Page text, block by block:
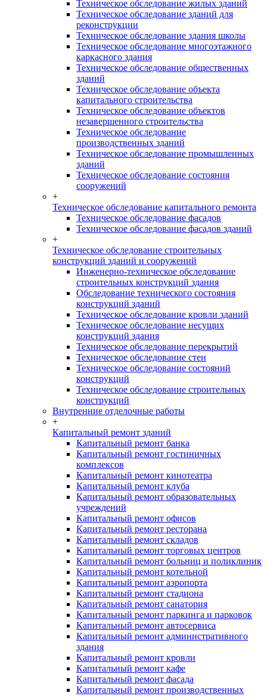
Техническое обследование жилых зданий
Техническое обследование зданий для
реконструкции
Техническое обследование здания школы
Техническое обследование многоэтажного
каркасного здания
Техническое обследование общественных
зданий
Техническое обследование объекта
капитального строительства
Техническое обследование объектов
незавершенного строительства
Техническое обследование
производственных зданий
Техническое обследование промышленных
зданий
Техническое обследование состояния
сооружений
+
Техническое обследование капитального ремонта
Техническое обследование фасадов
Техническое обследование фасадов зданий
+
Техническое обследование строительных
конструкций зданий и сооружений
Инженерно-техническое обследование
строительных конструкций здания
Обследование технического состояния
конструкций зданий
Техническое обследование кровли зданий
Техническое обследование несущих
конструкций здания
Техническое обследование перекрытий
Техническое обследование стен
Техническое обследование состояний
конструкций
Техническое обследование строительных
конструкций
Внутренние отделочные работы
+
Капитальный ремонт зданий
Капитальный ремонт банка
Капитальный ремонт гостиничных
комплексов
Капитальный ремонт кинотеатра
Капитальный ремонт клуба
Капитальный ремонт образовательных
учреждений
Капитальный ремонт офисов
Капитальный ремонт ресторана
Капитальный ремонт складов
Капитальный ремонт торговых центров
Капитальный ремонт больниц и поликлиник
Капитальный ремонт котельной
Капитальный ремонт аэропорта
Капитальный ремонт стадиона
Капитальный ремонт санатория
Капитальный ремонт паркинга и парковок
Капитальный ремонт автосервиса
Капитальный ремонт административного
здания
Капитальный ремонт кровли
Капитальный ремонт кафе
Капитальный ремонт фасада
Капитальный ремонт производственных